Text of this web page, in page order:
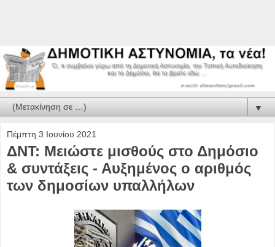
▼
Πέμπτη 3 Ιουνίου 2021
ΔΝΤ: Μειώστε μισθούς στο Δημόσιο
& συντάξεις - Αυξημένος ο αριθμός
των δημοσίων υπαλλήλων